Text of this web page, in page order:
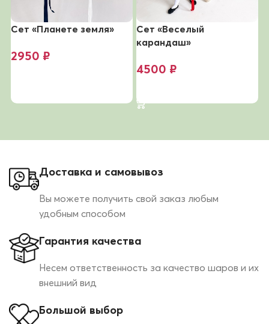
Сет «Планете земля»
2950 ₽
Сет «Веселый
карандаш»
4500 ₽
Доставка и самовывоз
Вы можете получить свой заказ любым
удобным способом
Гарантия качества
Несем ответственность за качество шаров и их
внешний вид
Большой выбор